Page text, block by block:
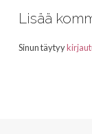
Lisää
Sinun täytyy